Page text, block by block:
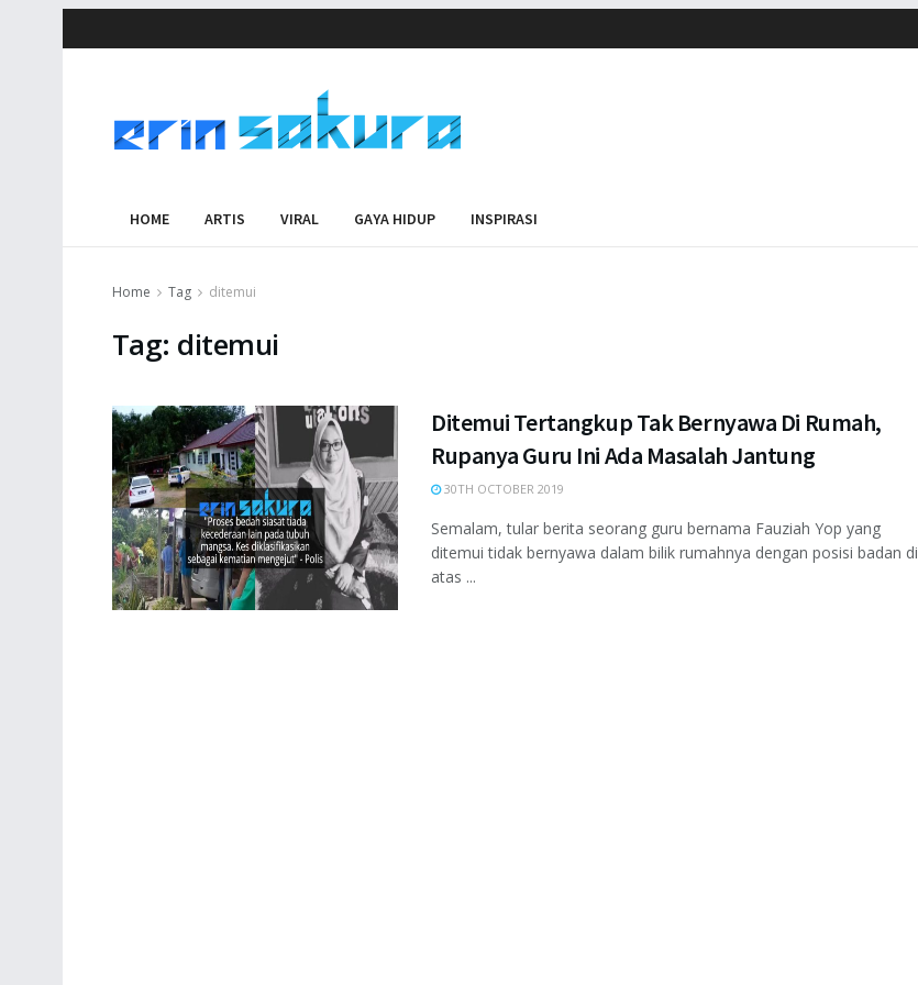
HOME ARTIS VIRAL GAYA HIDUP INSPIRASI
Home Tag ditemui
Tag: ditemui
Ditemui Tertangkup Tak Bernyawa Di Rumah,
Rupanya Guru Ini Ada Masalah Jantung
30TH OCTOBER 2019
Semalam, tular berita seorang guru bernama Fauziah Yop yang
ditemui tidak bernyawa dalam bilik rumahnya dengan posisi badan di
atas ...